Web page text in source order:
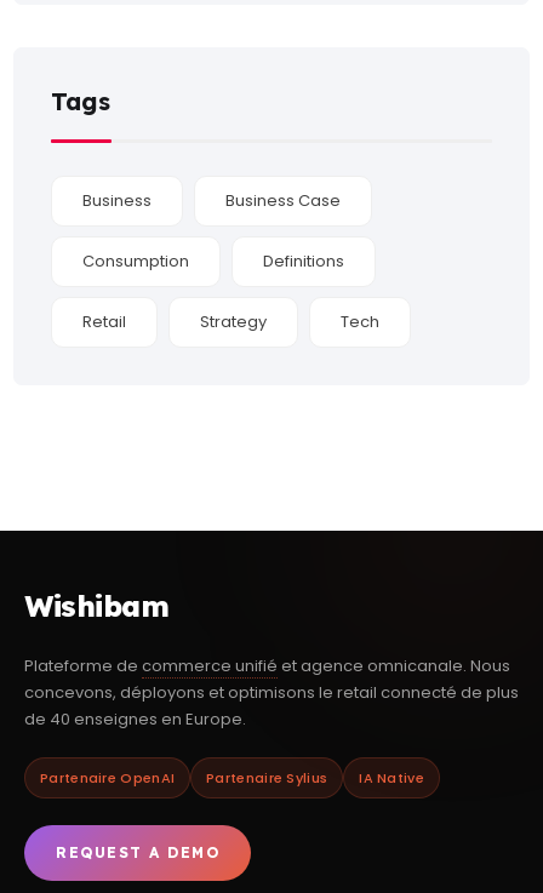
Tags
Business Business Case
Consumption Definitions
Retail Strategy Tech
Wishibam
Plateforme de commerce unifié et agence omnicanale. Nous
concevons, déployons et optimisons le retail connecté de plus
de 40 enseignes en Europe.
Partenaire OpenAI Partenaire Sylius IA Native
REQUEST A DEMO